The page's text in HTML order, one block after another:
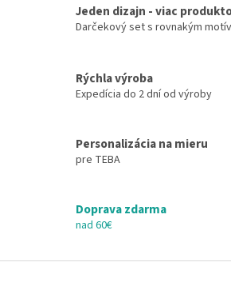
c
i
v
k
v
ý
a
n
Jeden dizajn - viac
Darčekový set s rovnakým
Rýchla výroba
Expedícia do 2 dní od výroby
Personalizácia na mieru
pre TEBA
Doprava zdarma
nad 60€
Z